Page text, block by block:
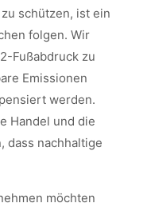
schützen, ist ein
folgen. Wir
Fußabdruck zu
Emissionen
werden.
Handel und die
dass nachhaltige
möchten